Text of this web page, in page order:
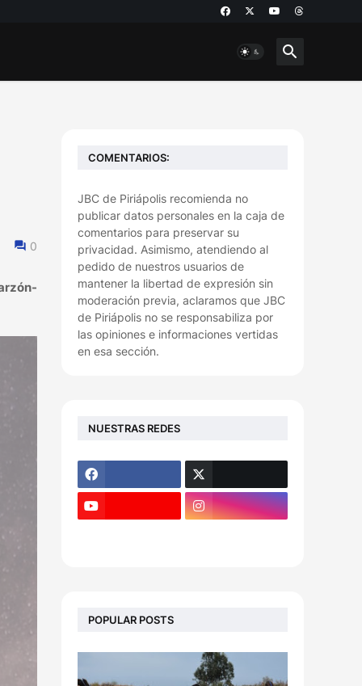
0
COMENTARIOS:
JBC de Piriápolis recomienda no
publicar datos personales en la caja de
comentarios para preservar su
privacidad. Asimismo, atendiendo al
pedido de nuestros usuarios de
mantener la libertad de expresión sin
moderación previa, aclaramos que JBC
de Piriápolis no se responsabiliza por
las opiniones e informaciones vertidas
en esa sección.
NUESTRAS REDES
POPULAR POSTS